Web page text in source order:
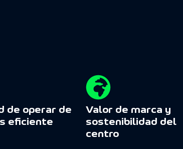
de operar de
eficiente
Valor de marca y
sostenibilidad del
centro